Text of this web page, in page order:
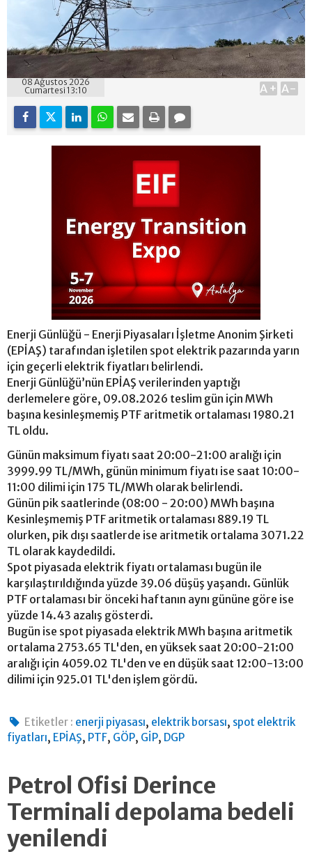
08 Ağustos 2026
Cumartesi 13:10
A+ A-
Enerji Günlüğü - Enerji Piyasaları İşletme Anonim Şirketi
(EPİAŞ) tarafından işletilen spot elektrik pazarında yarın
için geçerli elektrik fiyatları belirlendi.
Enerji Günlüğü’nün EPİAŞ verilerinden yaptığı
derlemelere göre, 09.08.2026 teslim gün için MWh
başına kesinleşmemiş PTF aritmetik ortalaması 1980.21
TL oldu.
Günün maksimum fiyatı saat 20:00-21:00 aralığı için
3999.99 TL/MWh, günün minimum fiyatı ise saat 10:00-
11:00 dilimi için 175 TL/MWh olarak belirlendi.
Günün pik saatlerinde (08:00 - 20:00) MWh başına
Kesinleşmemiş PTF aritmetik ortalaması 889.19 TL
olurken, pik dışı saatlerde ise aritmetik ortalama 3071.22
TL olarak kaydedildi.
Spot piyasada elektrik fiyatı ortalaması bugün ile
karşılaştırıldığında yüzde 39.06 düşüş yaşandı. Günlük
PTF ortalaması bir önceki haftanın aynı gününe göre ise
yüzde 14.43 azalış gösterdi.
Bugün ise spot piyasada elektrik MWh başına aritmetik
ortalama 2753.65 TL'den, en yüksek saat 20:00-21:00
aralığı için 4059.02 TL'den ve en düşük saat 12:00-13:00
dilimi için 925.01 TL'den işlem gördü.
Etiketler : enerji piyasası, elektrik borsası, spot elektrik
fiyatları, EPİAŞ, PTF, GÖP, GİP, DGP
Petrol Ofisi Derince
Terminali depolama bedeli
yenilendi